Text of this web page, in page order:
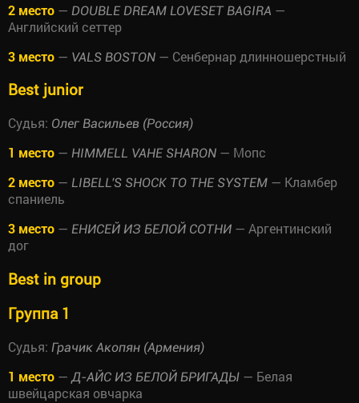
2 место — DOUBLE DREAM LOVESET BAGIRA —
Английский сеттер
3 место — VALS BOSTON — Сенбернар длинношерстный
Best junior
Судья: Олег Васильев (Россия)
1 место — HIMMELL VAHE SHARON — Мопс
2 место — LIBELL'S SHOCK TO THE SYSTEM — Кламбер
спаниель
3 место — ЕНИСЕЙ ИЗ БЕЛОЙ СОТНИ — Аргентинский
дог
Best in group
Группа 1
Судья: Грачик Акопян (Армения)
1 место — Д-АЙС ИЗ БЕЛОЙ БРИГАДЫ — Белая
швейцарская овчарка